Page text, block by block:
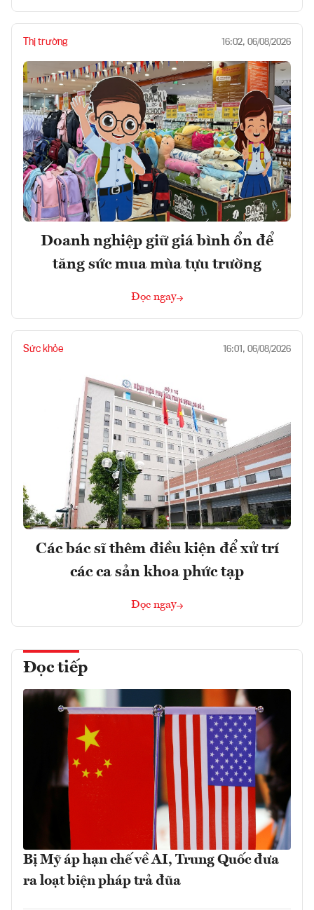
Thị trường 16:02, 06/08/2026
Doanh nghiệp giữ giá bình ổn để
tăng sức mua mùa tựu trường
Đọc ngay
Sức khỏe 16:01, 06/08/2026
Các bác sĩ thêm điều kiện để xử trí
các ca sản khoa phức tạp
Đọc ngay
Đọc tiếp
Bị Mỹ áp hạn chế về AI, Trung Quốc đưa
ra loạt biện pháp trả đũa